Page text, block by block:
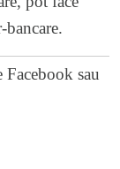
Facebook sau